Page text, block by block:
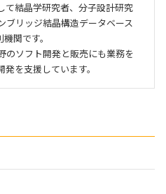
て結晶学研究者、分子設計研究
ブリッジ結晶構造データベース
関です。
のソフト開発と販売にも業務を
を支援しています。